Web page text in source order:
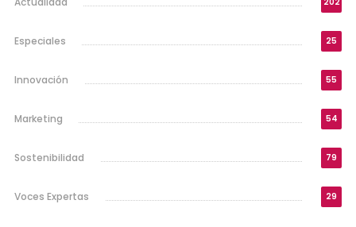
Especiales 25
Innovación 55
Marketing 54
Sostenibilidad 79
Voces Expertas 29